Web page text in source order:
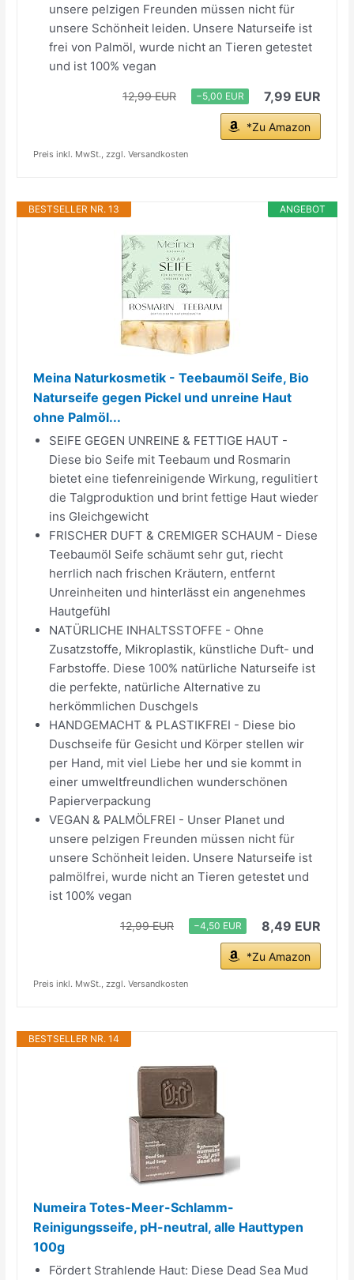
unsere pelzigen Freunden müssen nicht für
unsere Schönheit leiden. Unsere Naturseife ist
frei von Palmöl, wurde nicht an Tieren getestet
und ist 100% vegan
12,99 EUR −5,00 EUR 7,99 EUR
*Zu Amazon
Preis inkl. MwSt., zzgl. Versandkosten
ANGEBOT
BESTSELLER NR. 13
Meina Naturkosmetik - Teebaumöl Seife, Bio
Naturseife gegen Pickel und unreine Haut
ohne Palmöl...
SEIFE GEGEN UNREINE & FETTIGE HAUT -
Diese bio Seife mit Teebaum und Rosmarin
bietet eine tiefenreinigende Wirkung, regulitiert
die Talgproduktion und brint fettige Haut wieder
ins Gleichgewicht
FRISCHER DUFT & CREMIGER SCHAUM - Diese
Teebaumöl Seife schäumt sehr gut, riecht
herrlich nach frischen Kräutern, entfernt
Unreinheiten und hinterlässt ein angenehmes
Hautgefühl
NATÜRLICHE INHALTSSTOFFE - Ohne
Zusatzstoffe, Mikroplastik, künstliche Duft- und
Farbstoffe. Diese 100% natürliche Naturseife ist
die perfekte, natürliche Alternative zu
herkömmlichen Duschgels
HANDGEMACHT & PLASTIKFREI - Diese bio
Duschseife für Gesicht und Körper stellen wir
per Hand, mit viel Liebe her und sie kommt in
einer umweltfreundlichen wunderschönen
Papierverpackung
VEGAN & PALMÖLFREI - Unser Planet und
unsere pelzigen Freunden müssen nicht für
unsere Schönheit leiden. Unsere Naturseife ist
palmölfrei, wurde nicht an Tieren getestet und
ist 100% vegan
12,99 EUR −4,50 EUR 8,49 EUR
*Zu Amazon
Preis inkl. MwSt., zzgl. Versandkosten
BESTSELLER NR. 14
Numeira Totes-Meer-Schlamm-
Reinigungsseife, pH-neutral, alle Hauttypen
100g
Fördert Strahlende Haut: Diese Dead Sea Mud